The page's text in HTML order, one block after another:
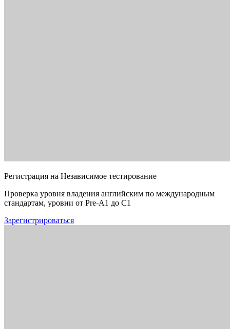
Регистрация на Независимое тестирование
Проверка уровня владения английским по международным
стандартам, уровни от Pre-A1 до C1
Зарегистрироваться